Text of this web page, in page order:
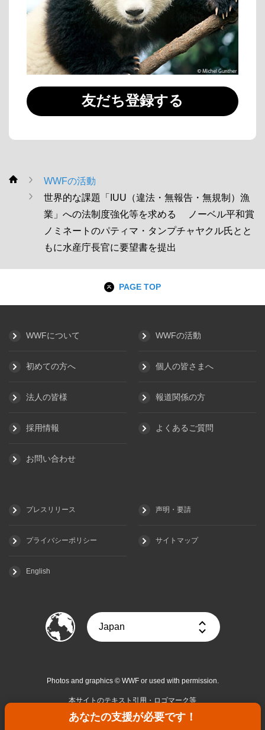
あなたの支援が必要です！
友だち登録する
WWF
WWFの活動
世界的な課題「IUU（違法・無報告・無規制）漁
業」への法制度強化等を求める ノーベル平和賞
ノミネートのパティマ・タンプチャヤクル氏とと
もに水産庁長官に要望書を提出
PAGE TOP
WWFについて WWFの活動
初めての方へ 個人の皆さまへ
法人の皆様 報道関係の方
採用情報 よくあるご質問
お問い合わせ
プレスリリース 声明・要請
プライバシーポリシー サイトマップ
English
Photos and graphics © WWF or used with permission.
本サイトのテキスト引用・ロゴマーク等
については こちらをご覧ください